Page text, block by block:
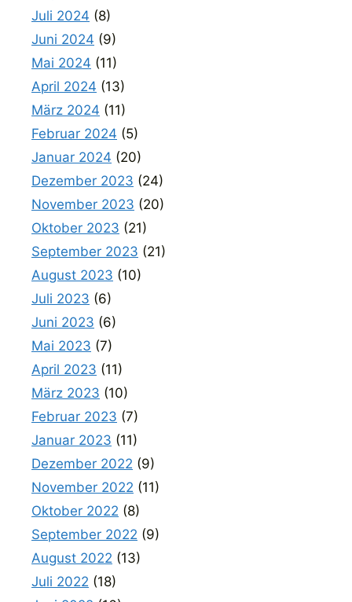
Juli 2024 (8)
Juni 2024 (9)
Mai 2024 (11)
April 2024 (13)
März 2024 (11)
Februar 2024 (5)
Januar 2024 (20)
Dezember 2023 (24)
November 2023 (20)
Oktober 2023 (21)
September 2023 (21)
August 2023 (10)
Juli 2023 (6)
Juni 2023 (6)
Mai 2023 (7)
April 2023 (11)
März 2023 (10)
Februar 2023 (7)
Januar 2023 (11)
Dezember 2022 (9)
November 2022 (11)
Oktober 2022 (8)
September 2022 (9)
August 2022 (13)
Juli 2022 (18)